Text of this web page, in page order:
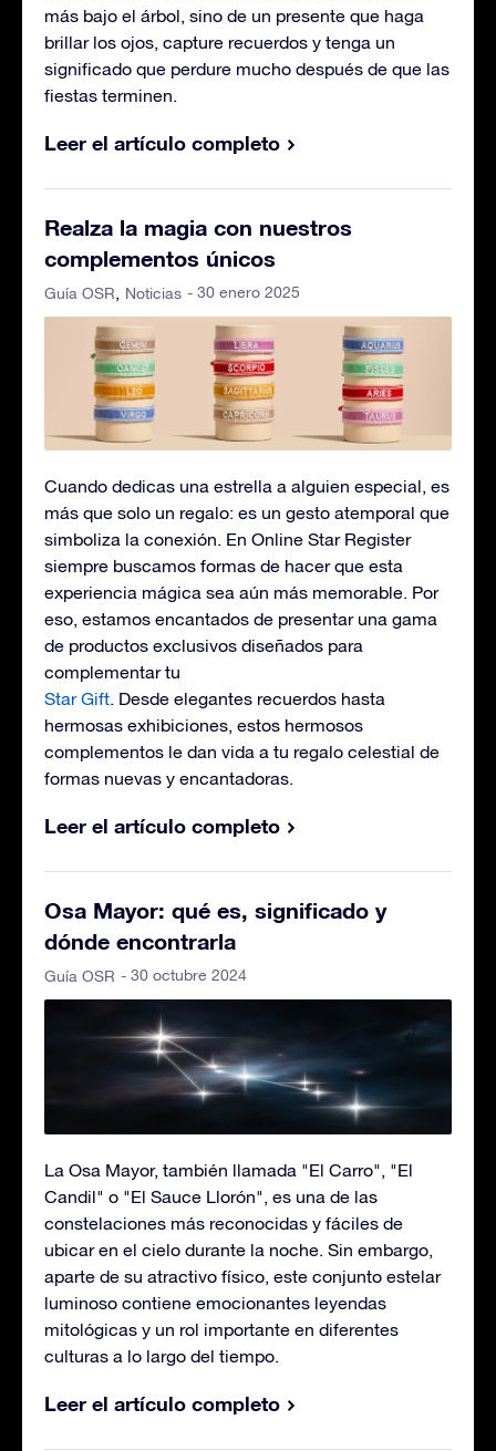
más bajo el árbol, sino de un presente que haga
brillar los ojos, capture recuerdos y tenga un
significado que perdure mucho después de que las
fiestas terminen.
Leer el artículo completo
Realza la magia con nuestros
complementos únicos
Guía OSR Noticias - 30 enero 2025
Cuando dedicas una estrella a alguien especial, es
más que solo un regalo: es un gesto atemporal que
simboliza la conexión. En Online Star Register
siempre buscamos formas de hacer que esta
experiencia mágica sea aún más memorable. Por
eso, estamos encantados de presentar una gama
de productos exclusivos diseñados para
complementar tu
Star Gift. Desde elegantes recuerdos hasta
hermosas exhibiciones, estos hermosos
complementos le dan vida a tu regalo celestial de
formas nuevas y encantadoras.
Leer el artículo completo
Osa Mayor: qué es, significado y
dónde encontrarla
Guía OSR - 30 octubre 2024
La Osa Mayor, también llamada "El Carro", "El
Candil" o "El Sauce Llorón", es una de las
constelaciones más reconocidas y fáciles de
ubicar en el cielo durante la noche. Sin embargo,
aparte de su atractivo físico, este conjunto estelar
luminoso contiene emocionantes leyendas
mitológicas y un rol importante en diferentes
culturas a lo largo del tiempo.
Leer el artículo completo